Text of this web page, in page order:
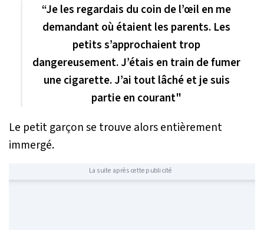
“Je les regardais du coin de l’œil en me
demandant où étaient les parents. Les
petits s’approchaient trop
dangereusement. J’étais en train de fumer
une cigarette. J’ai tout lâché et je suis
partie en courant"
Le petit garçon se trouve alors entièrement
immergé.
La suite après cette publicité